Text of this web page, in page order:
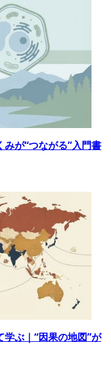
が“つながる”入門書
ぶ｜“因果の地図”が